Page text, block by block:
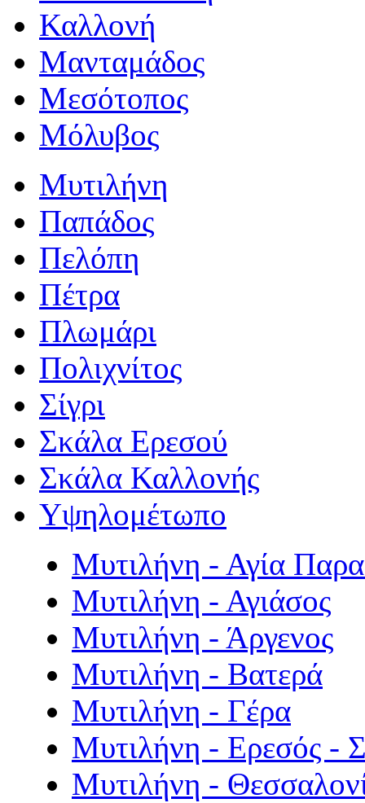
Καλλονή
Μανταμάδος
Μεσότοπος
Μόλυβος
Μυτιλήνη
Παπάδος
Πελόπη
Πέτρα
Πλωμάρι
Πολιχνίτος
Σίγρι
Σκάλα Ερεσού
Σκάλα Καλλονής
Υψηλομέτωπο
Μυτιλήνη - Αγία
Μυτιλήνη - Αγιάσος
Μυτιλήνη - Άργενος
Μυτιλήνη - Βατερά
Μυτιλήνη - Γέρα
Μυτιλήνη - Ερεσός -
Μυτιλήνη -